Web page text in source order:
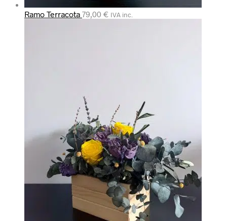
Ramo Terracota 79,00 € IVA inc.